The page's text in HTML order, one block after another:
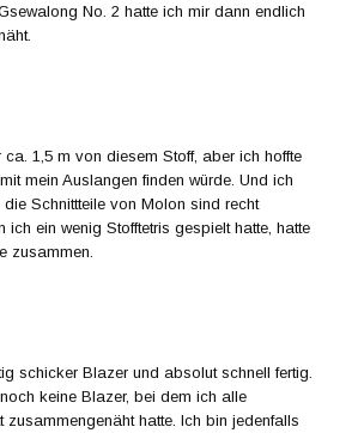
No. 2 hatte ich mir dann endlich
ca. 1,5 m von diesem Stoff, aber ich hoffte
mein Auslangen finden würde. Und ich
die Schnittteile von Molon sind recht
ich ein wenig Stofftetris gespielt hatte, hatte
zusammen.
schicker Blazer und absolut schnell fertig.
keine Blazer, bei dem ich alle
zusammengenäht hatte. Ich bin jedenfalls